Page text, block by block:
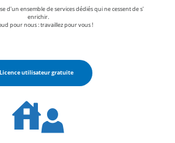
d'un ensemble de services dédiés qui ne cessent de s'
enrichir.
pour nous : travaillez pour vous !
Licence utilisateur gratuite